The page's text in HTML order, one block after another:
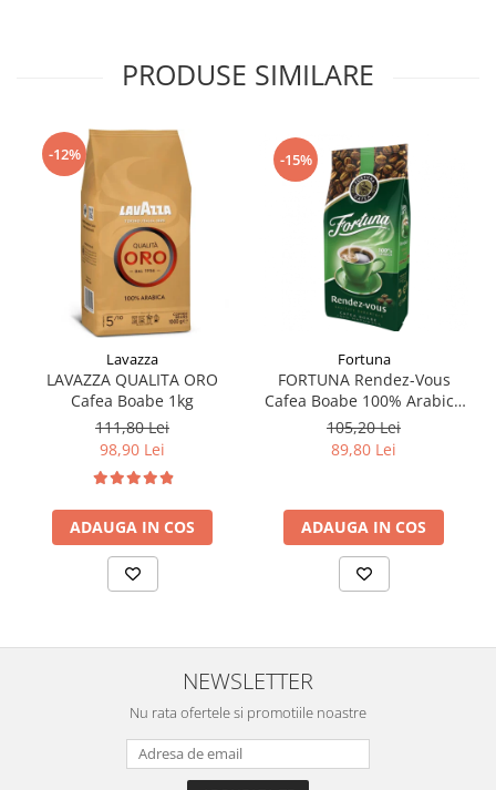
PRODUSE SIMILARE
-12%
Lavazza
LAVAZZA QUALITA ORO
Cafea Boabe 1kg
111,80 Lei
98,90 Lei
ADAUGA IN COS
-15%
Fortuna
FORTUNA Rendez-Vous
Cafea Boabe 100% Arabica
1Kg
105,20 Lei
89,80 Lei
ADAUGA IN COS
NEWSLETTER
Nu rata ofertele si promotiile noastre